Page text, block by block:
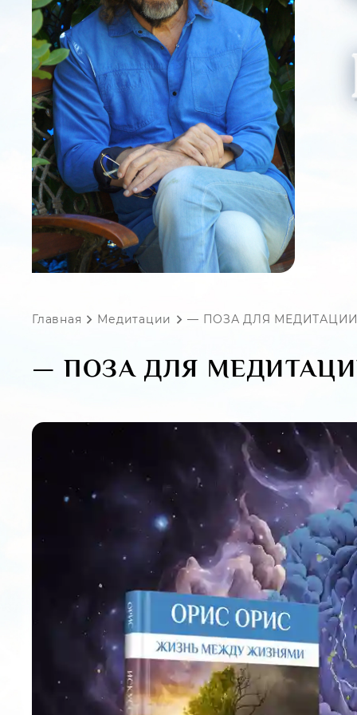
Главная Медитации — ПОЗА ДЛЯ
— ПОЗА ДЛЯ